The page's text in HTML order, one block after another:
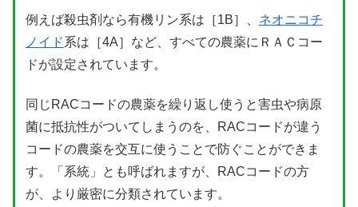
例えば殺虫剤なら有機リン系は［1B］、 ネオニコチ
ノイド系は［4A］など、すべての農薬にＲＡＣコー
ドが設定されています。
同じRACコードの農薬を繰り返し使うと害虫や病原
菌に抵抗性がついてしまうのを、RACコードが違う
コードの農薬を交互に使うことで防ぐことができま
す。「系統」とも呼ばれますが、RACコードの方
が、より厳密に分類されています。